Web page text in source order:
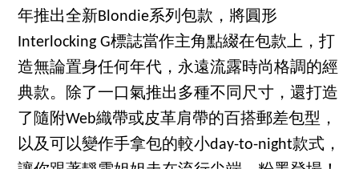
年推出全新Blondie系列包款，將圓形
Interlocking G標誌當作主角點綴在包款上，打
造無論置身任何年代，永遠流露時尚格調的經
典款。除了一口氣推出多種不同尺寸，還打造
了隨附Web織帶或皮革肩帶的百搭郵差包型，
以及可以變作手拿包的較小day-to-night款式，